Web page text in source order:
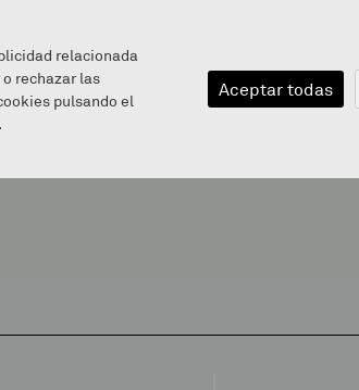
BALEAREN BIDEA JANGELA
relacionada
rechazar las
pulsando el
.
Aceptar todas